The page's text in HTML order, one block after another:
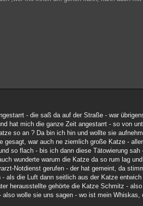
- die saß da auf der Straße - war
hat mich die ganze Zeit angestarrt - so von
so an ? Da bin ich hin und wollte sie
gesagt, war auch ne ziemlich große Katze -
so flach - bis ich dann diese Tätowierung
wunderte warum die Katze da so rum lag
Notdienst gerufen - der hat gemeint, da
als die Luft dann seitlich aus der Katze
herausstellte gehörte die Katze Schmitz -
wolle sie uns sagen - wo ist mein